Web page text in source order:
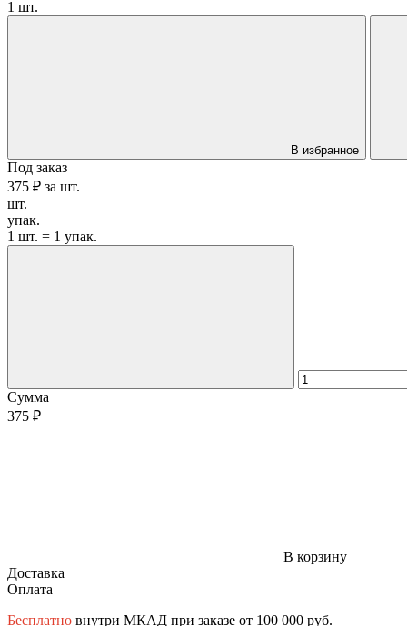
1 шт.
В избранное
Под заказ
375 ₽ за шт.
шт.
упак.
1 шт. = 1 упак.
Сумма
375 ₽
В корзину
Доставка
Оплата
Бесплатно внутри МКАД при заказе от 100 000 руб.